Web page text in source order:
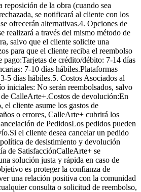
de la obra (cuando sea
se notificará al cliente con los
ofrecerán alternativas.4. Opciones de
realizará a través del mismo método de
salvo que el cliente solicite una
para que el cliente reciba el reembolso
pago:Tarjetas de crédito/débito: 7-14 días
7-10 días hábiles.Plataformas
5 días hábiles.5. Costos Asociados al
iniciales: No serán reembolsados, salvo
CalleArte+.Costos de devolución:En
el cliente asume los gastos de
o errores, CalleArte+ cubrirá los
de PedidosLos pedidos pueden
el cliente desea cancelar un pedido
de desistimiento y devolución
de SatisfacciónCalleArte+ se
solución justa y rápida en caso de
es proteger la confianza de
una relación positiva con la comunidad
consulta o solicitud de reembolso,